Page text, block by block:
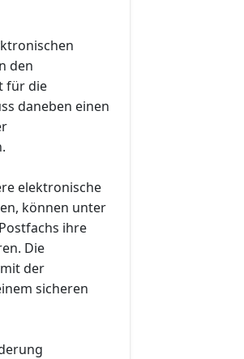
den
für die
daneben einen
elektronische
können unter
ihre
Die
der
sicheren